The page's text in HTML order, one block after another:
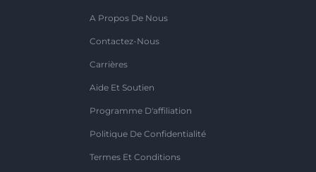
A Propos De Nous
Contactez-Nous
Carrières
Aide Et Soutien
Programme D'affiliation
Politique De Confidentialité
Termes Et Conditions